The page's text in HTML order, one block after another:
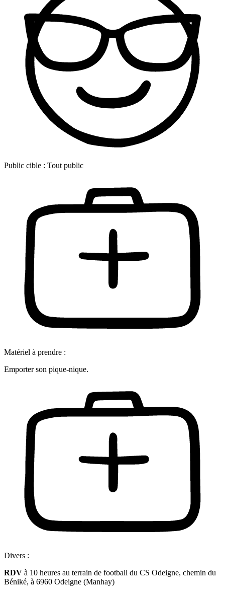
Public cible : Tout public
Matériel à prendre :
Emporter son pique-nique.
Divers :
RDV à 10 heures au terrain de football du CS Odeigne, chemin du
Béniké, à 6960 Odeigne (Manhay)